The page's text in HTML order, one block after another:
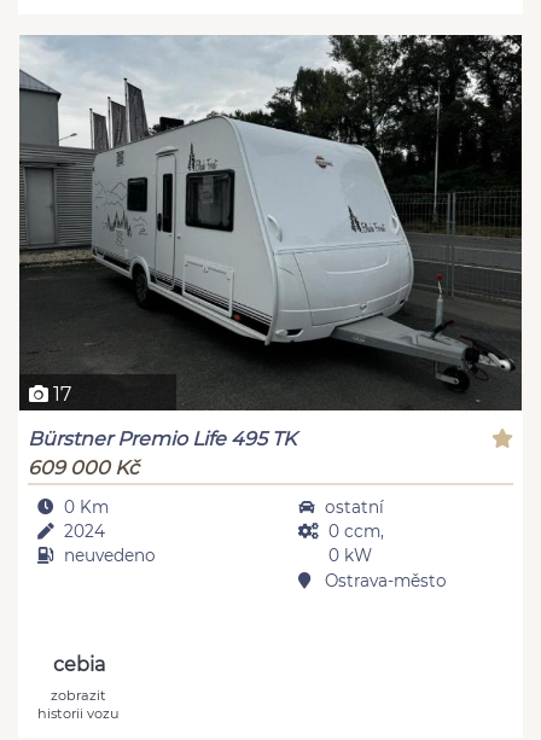
17
Bürstner Premio Life 495 TK
609 000 Kč
0 Km
2024
neuvedeno
ostatní
0 ccm,
0 kW
Ostrava-město
cebia
zobrazit
historii vozu